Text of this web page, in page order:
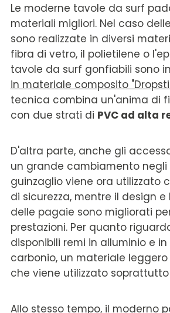
Le moderne tavole da surf
materiali migliori. Nel caso
sono realizzate in diversi
fibra di vetro, il polietilene o
tavole da surf gonfiabili sono
in materiale composito
tecnica combina un'anima di
con due strati di PVC ad alta
D'altra parte, anche gli
un grande cambiamento negli
guinzaglio viene ora utilizzato
di sicurezza, mentre il design
delle pagaie sono migliorati
prestazioni. Per quanto
disponibili remi in alluminio e
carbonio, un materiale
che viene utilizzato
Allo stesso tempo, il moderno